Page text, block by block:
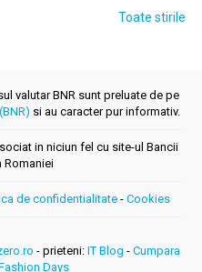
Toate stirile
valutar BNR sunt preluate de pe
si au caracter pur informativ.
in niciun fel cu site-ul Bancii
Romaniei
de confidentialitate - Cookies
- prieteni: IT Blog - Cumpara
Days